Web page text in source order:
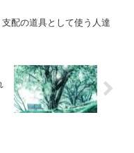
配の道具として使う人達